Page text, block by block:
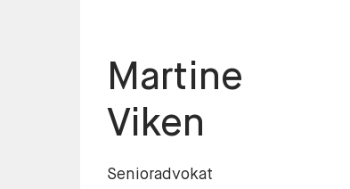
Martine
Viken
Senioradvokat